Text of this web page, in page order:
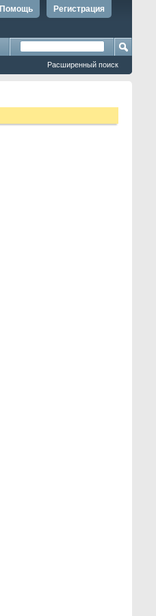
Регистрация
Помощь
Расширенный поиск